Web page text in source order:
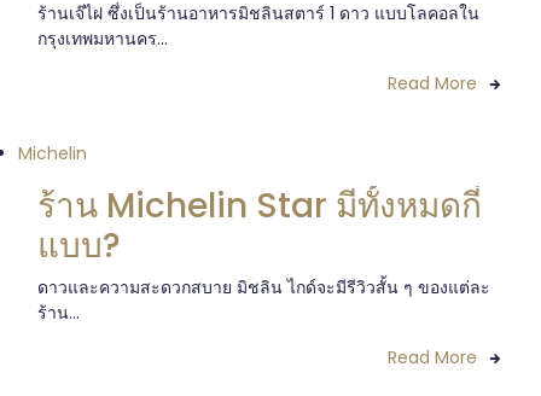
ร้านเจ๊ไฝ ซึ่งเป็นร้านอาหารมิชลินสตาร์ 1 ดาว แบบโลคอลใน
กรุงเทพมหานคร...
Read More
Michelin
ร้าน Michelin Star มีทั้งหมดกี่
แบบ?
ดาวและความสะดวกสบาย มิชลิน ไกด์จะมีรีวิวสั้น ๆ ของแต่ละ
ร้าน...
Read More